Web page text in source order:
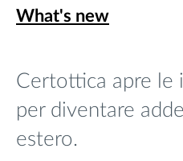
What's new
Certottica apre le
per diventare
estero.